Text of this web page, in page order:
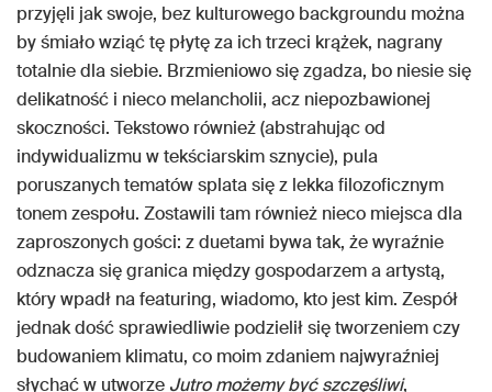
przyjęli jak swoje, bez kulturowego backgroundu można
by śmiało wziąć tę płytę za ich trzeci krążek, nagrany
totalnie dla siebie. Brzmieniowo się zgadza, bo niesie się
delikatność i nieco melancholii, acz niepozbawionej
skoczności. Tekstowo również (abstrahując od
indywidualizmu w tekściarskim sznycie), pula
poruszanych tematów splata się z lekka filozoficznym
tonem zespołu. Zostawili tam również nieco miejsca dla
zaproszonych gości: z duetami bywa tak, że wyraźnie
odznacza się granica między gospodarzem a artystą,
który wpadł na featuring, wiadomo, kto jest kim. Zespół
jednak dość sprawiedliwie podzielił się tworzeniem czy
budowaniem klimatu, co moim zdaniem najwyraźniej
słychać w utworze Jutro możemy być szczęśliwi,